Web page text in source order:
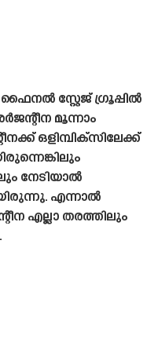
സ്റ്റേജ് ഗ്രൂപ്പിൽ
മൂന്നാം
ഒളിമ്പിക്‌സിലേക്ക്
നേടിയാൽ
എന്നാൽ
എല്ലാ തരത്തിലും